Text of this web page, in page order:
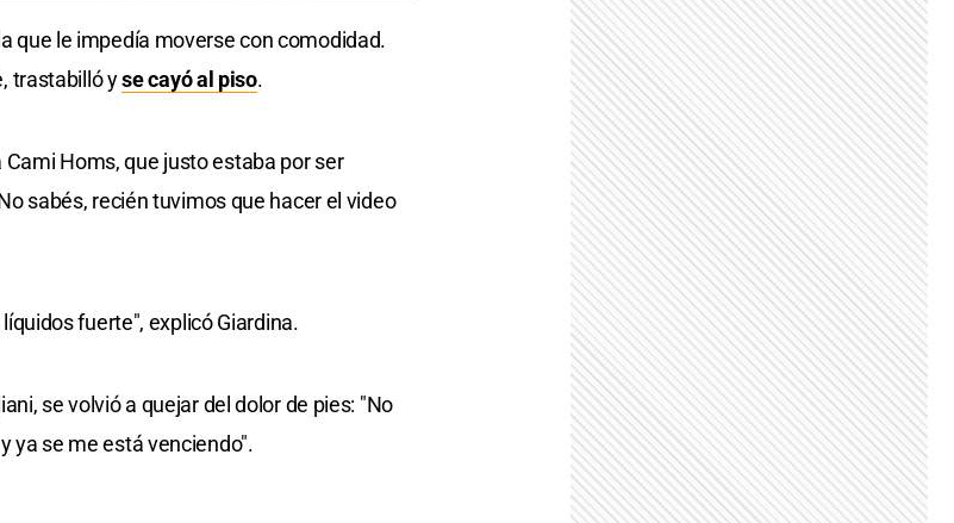
que le impedía moverse con comodidad.
trastabilló yse cayó al piso.
Homs, que justo estaba por ser
sabés, recién tuvimos que hacer el video
fuerte", explicó Giardina.
se volvió a quejar del dolor de pies: "No
ya se me está venciendo".